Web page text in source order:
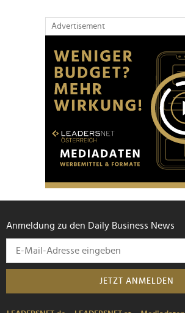
Advertisement
Anmeldung zu den Daily Business News
JETZT ANMELDEN